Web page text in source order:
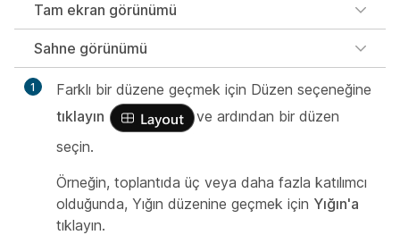
Tam ekran görünümü
Sahne görünümü
1
Farklı bir düzene geçmek için Düzen seçeneğine
tıklayın
ve ardından bir düzen
seçin.
Örneğin, toplantıda üç veya daha fazla katılımcı
olduğunda, Yığın düzenine geçmek için Yığın'a
tıklayın.